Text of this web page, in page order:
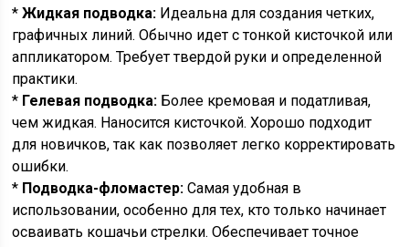
*Жидкая подводка: Идеальна для создания четких,
графичных линий. Обычно идет с тонкой кисточкой или
аппликатором. Требует твердой руки и определенной
практики.
* Гелевая подводка: Более кремовая и податливая,
чем жидкая. Наносится кисточкой. Хорошо подходит
для новичков, так как позволяет легко корректировать
ошибки.
* Подводка-фломастер: Самая удобная в
использовании, особенно для тех, кто только начинает
осваивать кошачьи стрелки. Обеспечивает точное